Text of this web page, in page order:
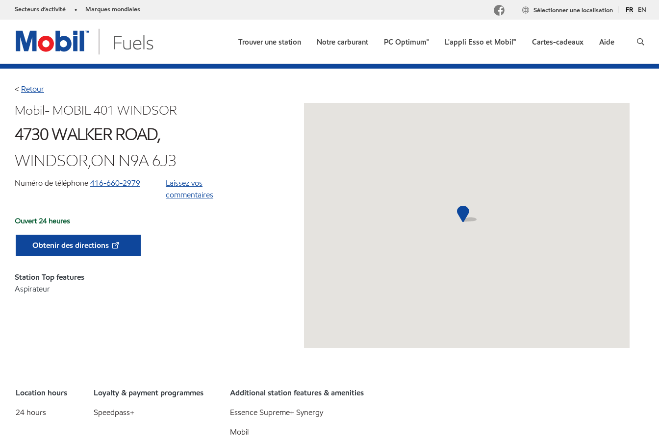
Secteurs d’activité • Marques mondiales FR EN
Sélectionner une localisation
Trouver une station Notre carburant PC Optimum🅪 L'appli Esso et Mobil🅪 Cartes-cadeaux Aide
< Retour
Mobil- MOBIL 401 WINDSOR
4730 WALKER ROAD,
WINDSOR,ON N9A 6J3
Numéro de téléphone416-660-2979
Laissez vos
commentaires
Ouvert 24 heures
Obtenir des directions
Station Top features
Aspirateur
Location hours
24 hours
Loyalty & payment programmes
Speedpass+
Additional station features & amenities
Essence Supreme+ Synergy
Mobil